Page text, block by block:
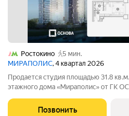
Ростокино
5 мин.
МИРАПОЛИС, 4 квартал 2026
Продается студия площадью 31.8
этажного дома «Мираполис» от
отдыха и жизни. Проект состоит из
Позвонить